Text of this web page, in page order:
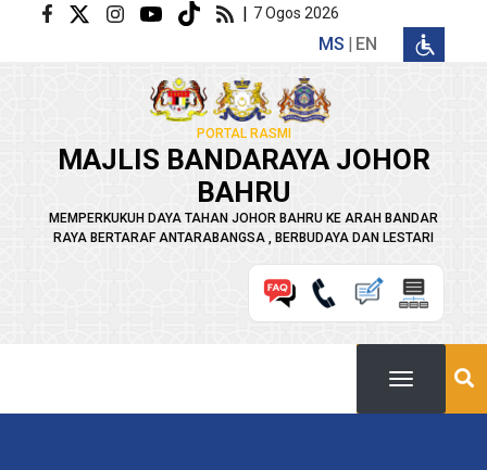
Langkau ke kandungan utama | 7 Ogos 2026
MS EN
PORTAL RASMI
MAJLIS BANDARAYA JOHOR
BAHRU
MEMPERKUKUH DAYA TAHAN JOHOR BAHRU KE ARAH BANDAR
RAYA BERTARAF ANTARABANGSA , BERBUDAYA DAN LESTARI